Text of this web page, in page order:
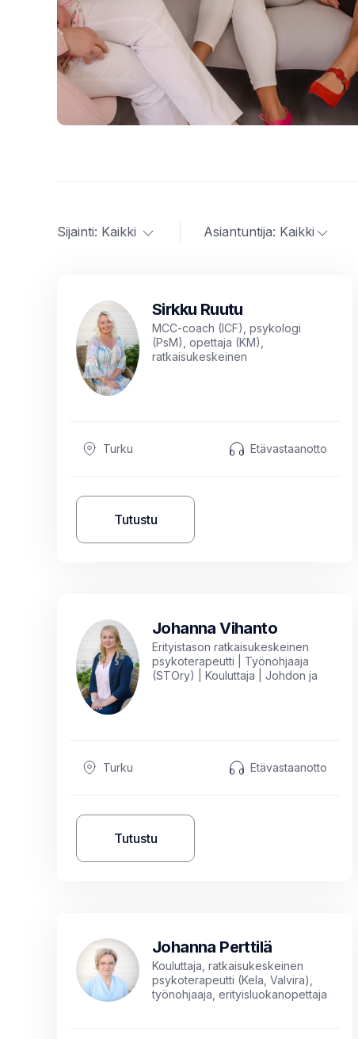
Sijainti: Kaikki Asiantuntija: Kaikki
Sirkku Ruutu
MCC-coach (ICF), psykologi
(PsM), opettaja (KM),
ratkaisukeskeinen
Turku Etävastaanotto
Tutustu
Johanna Vihanto
Erityistason ratkaisukeskeinen
psykoterapeutti | Työnohjaaja
(STOry) | Kouluttaja | Johdon ja
Turku Etävastaanotto
Tutustu
Johanna Perttilä
Kouluttaja, ratkaisukeskeinen
psykoterapeutti (Kela, Valvira),
työnohjaaja, erityisluokanopettaja